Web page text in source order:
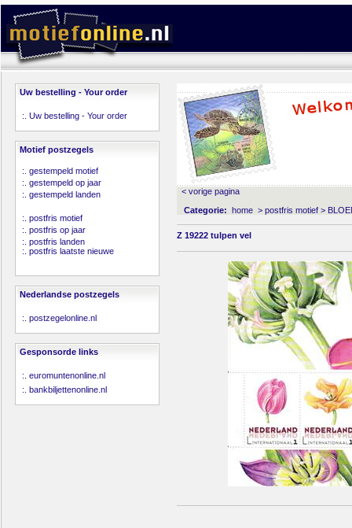
Uw bestelling - Your order
:. Uw bestelling - Your order
Motief postzegels
:. gestempeld motief
:. gestempeld op jaar
:. gestempeld landen
:. postfris motief
:. postfris op jaar
:. postfris landen
:. postfris laatste nieuwe
Nederlandse postzegels
:. postzegelonline.nl
Gesponsorde links
:. euromuntenonline.nl
:. bankbiljettenonline.nl
< vorige pagina
Categorie: home > postfris motief >
Z 19222 tulpen vel